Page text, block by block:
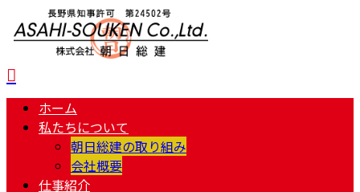
ホーム
私たちについて
朝日総建の取り組み
会社概要
仕事紹介